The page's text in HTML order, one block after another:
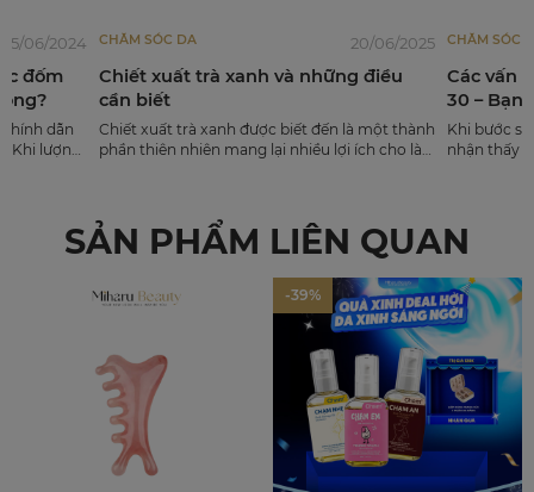
05/06/2024
đốm
dẫn
Khi lượng
CHĂM SÓC DA 20/06/2025
Chiết xuất trà xanh và những điều
cần biết
Chiết xuất trà xanh được biết đến là một thành
phần thiên nhiên mang lại nhiều lợi ích cho làn
sóc da.
CHĂM SÓC
Các vấn
30 – Bạn
Khi bước
nhận thấy
da khỏe
SẢN PHẨM LIÊN QUAN
-39%